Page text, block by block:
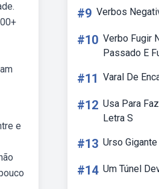
e
#9 Verbos
#10 Verbo Fugir
Passado E
#11 Varal De
#12 Usa Para
Letra S
#13 Urso
#14 Um Túnel